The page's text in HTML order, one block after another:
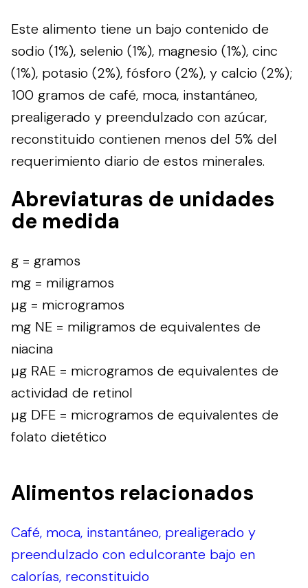
Este alimento tiene un bajo contenido de
sodio (1%), selenio (1%), magnesio (1%), cinc
(1%), potasio (2%), fósforo (2%), y calcio (2%);
100 gramos de café, moca, instantáneo,
prealigerado y preendulzado con azúcar,
reconstituido contienen menos del 5% del
requerimiento diario de estos minerales.
Abreviaturas de unidades
de medida
g = gramos
mg = miligramos
µg = microgramos
mg NE = miligramos de equivalentes de
niacina
µg RAE = microgramos de equivalentes de
actividad de retinol
µg DFE = microgramos de equivalentes de
folato dietético
Alimentos relacionados
Café, moca, instantáneo, prealigerado y
preendulzado con edulcorante bajo en
calorías, reconstituido